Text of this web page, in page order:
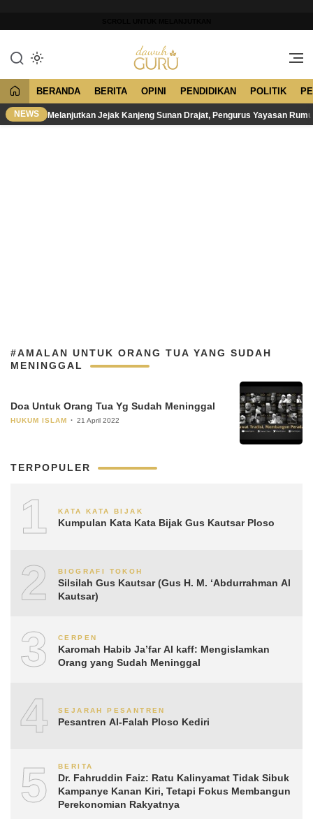
konten
Dawuh Guru
Merawat Tradisi, Membangun
BERANDA BERITA OPINI PENDIDIKAN POLITIK
NEWS Melanjutkan Jejak Kanjeng Sunan Drajat, Pengurus Yayasan
#AMALAN UNTUK ORANG TUA YANG SUDAH
MENINGGAL
Doa Untuk Orang Tua Yg Sudah Meninggal
HUKUM ISLAM 21 April 2022
TERPOPULER
1 KATA KATA BIJAK
Kumpulan Kata Kata Bijak Gus Kautsar Ploso
2 BIOGRAFI TOKOH
Silsilah Gus Kautsar (Gus H. M. ‘Abdurrahman Al
Kautsar)
3 CERPEN
Karomah Habib Ja’far Al kaff: Mengislamkan
Orang yang Sudah Meninggal
4 SEJARAH PESANTREN
Pesantren Al-Falah Ploso Kediri
5 BERITA
Dr. Fahruddin Faiz: Ratu Kalinyamat Tidak Sibuk
Kampanye Kanan Kiri, Tetapi Fokus Membangun
Perekonomian Rakyatnya